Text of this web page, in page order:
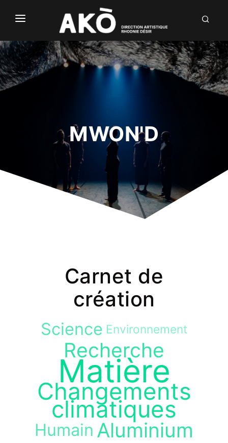
NÒUS
LABÒ
DIALÒG
MWON'D
Carnet de
création
Science Environnement
Recherche
Matière
Changements
climatiques
Humain Aluminium